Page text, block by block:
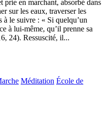
prie en marchant, absorbé dans
sur les eaux, traverser les
à le suivre : « Si quelqu’un
à lui-même, qu’il prenne sa
24). Ressuscité, il...
Méditation École de